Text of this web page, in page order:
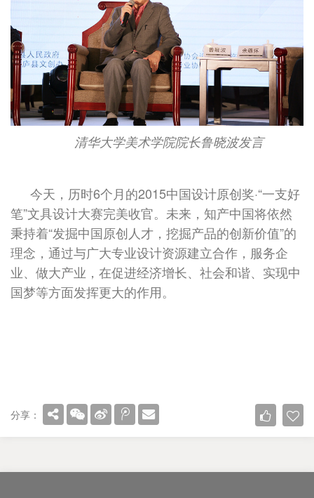
清华大学美术学院院长鲁晓波发言
今天，历时6个月的2015中国设计原创奖·“一支好
笔”文具设计大赛完美收官。未来，知产中国将依然
秉持着“发掘中国原创人才，挖掘产品的创新价值”的
理念，通过与广大专业设计资源建立合作，服务企
业、做大产业，在促进经济增长、社会和谐、实现中
国梦等方面发挥更大的作用。
分享：